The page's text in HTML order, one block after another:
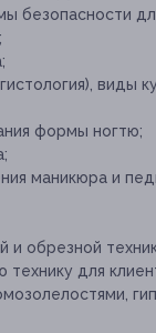
безопасности
виды
формы ногтю;
маникюра и
и обрезной
для